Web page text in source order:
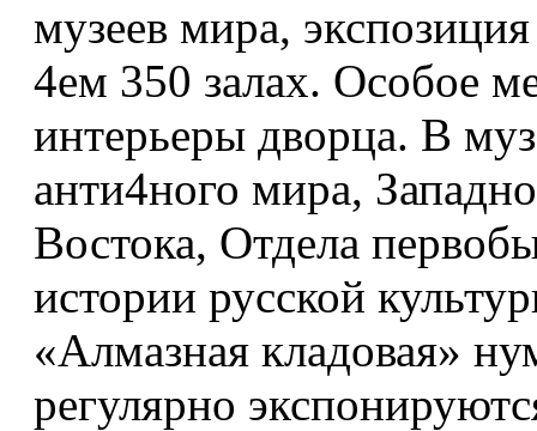
музеев мира,
4ем 350 залах. Особое
интерьеры дворца. В
анти4ного мира,
Востока, Отдела
истории русской
«Алмазная кладовая»
регулярно